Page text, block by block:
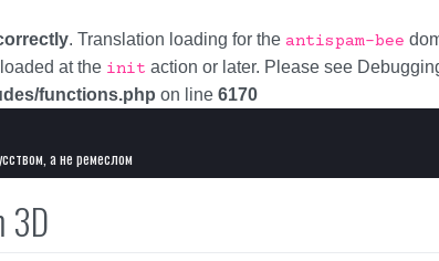
. Translation loading for the antispam-bee
at the init action or later. Please see
functions.php on line 6170
а не ремеслом
3D